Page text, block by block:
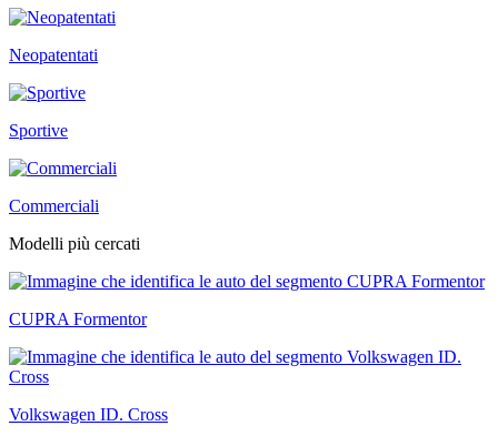
Neopatentati
Sportive
Commerciali
Modelli più cercati
CUPRA Formentor
Volkswagen ID. Cross